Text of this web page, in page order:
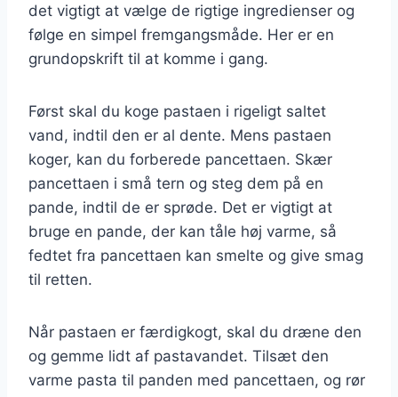
det vigtigt at vælge de rigtige ingredienser og
følge en simpel fremgangsmåde. Her er en
grundopskrift til at komme i gang.
Først skal du koge pastaen i rigeligt saltet
vand, indtil den er al dente. Mens pastaen
koger, kan du forberede pancettaen. Skær
pancettaen i små tern og steg dem på en
pande, indtil de er sprøde. Det er vigtigt at
bruge en pande, der kan tåle høj varme, så
fedtet fra pancettaen kan smelte og give smag
til retten.
Når pastaen er færdigkogt, skal du dræne den
og gemme lidt af pastavandet. Tilsæt den
varme pasta til panden med pancettaen, og rør